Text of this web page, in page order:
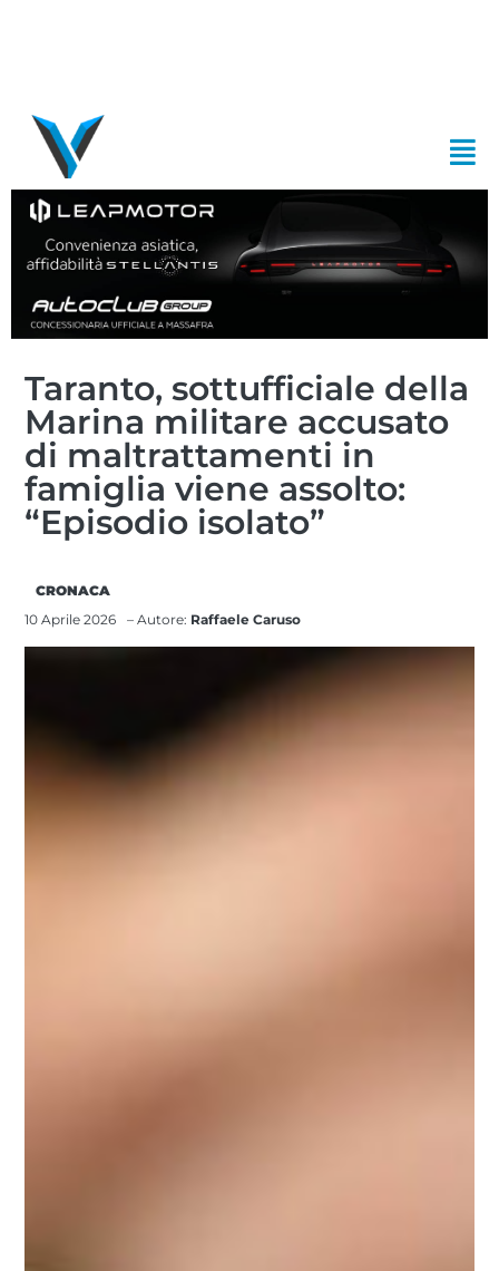
Taranto, sottufficiale della
Marina militare accusato
di maltrattamenti in
famiglia viene assolto:
“Episodio isolato”
CRONACA
10 Aprile 2026
– Autore: Raffaele Caruso